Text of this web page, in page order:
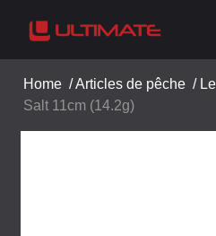
Home /Articles de pêche /
Salt 11cm (14.2g)